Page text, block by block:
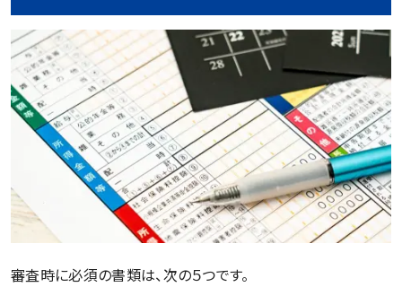
審査時に必須の書類は、次の５つです。